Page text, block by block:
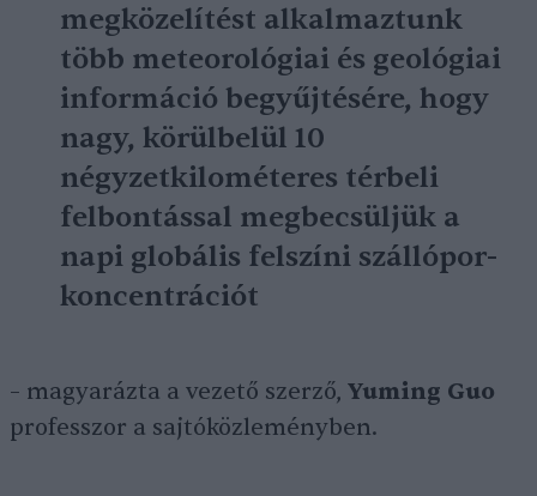
megközelítést alkalmaztunk
több meteorológiai és geológiai
információ begyűjtésére, hogy
nagy, körülbelül 10
négyzetkilométeres térbeli
felbontással megbecsüljük a
napi globális felszíni szállópor-
koncentrációt
– magyarázta a vezető szerző, Yuming Guo
professzor a sajtóközleményben.